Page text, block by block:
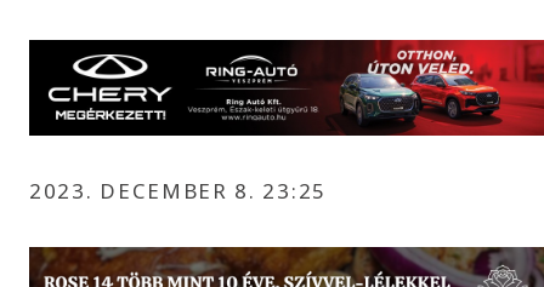
2023. DECEMBER 8. 23:25